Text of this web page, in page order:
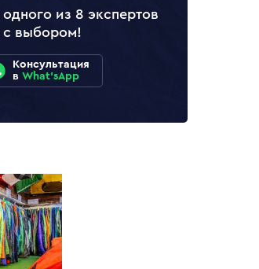
из 8 экспертов
выбором!
Консультация
в What'sApp